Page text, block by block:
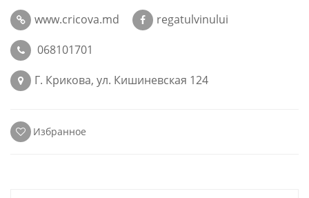
www.cricova.md
regatulvinului
068101701
Г. Крикова, ул. Кишиневская 124
Избранное